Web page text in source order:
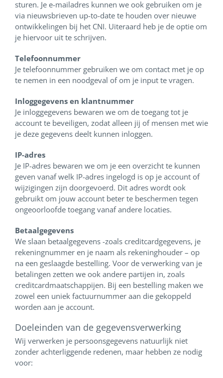
sturen. Je e-mailadres kunnen we ook gebruiken om je
via nieuwsbrieven up-to-date te houden over nieuwe
ontwikkelingen bij het CNI. Uiteraard heb je de optie om
je hiervoor uit te schrijven.
Telefoonnummer
Je telefoonnummer gebruiken we om contact met je op
te nemen in een noodgeval of om je input te vragen.
Inloggegevens en klantnummer
Je inloggegevens bewaren we om de toegang tot je
account te beveiligen, zodat alleen jij of mensen met wie
je deze gegevens deelt kunnen inloggen.
IP-adres
Je IP-adres bewaren we om je een overzicht te kunnen
geven vanaf welk IP-adres ingelogd is op je account of
wijzigingen zijn doorgevoerd. Dit adres wordt ook
gebruikt om jouw account beter te beschermen tegen
ongeoorloofde toegang vanaf andere locaties.
Betaalgegevens
We slaan betaalgegevens -zoals creditcardgegevens, je
rekeningnummer en je naam als rekeninghouder – op
na een geslaagde bestelling. Voor de verwerking van je
betalingen zetten we ook andere partijen in, zoals
creditcardmaatschappijen. Bij een bestelling maken we
zowel een uniek factuurnummer aan die gekoppeld
worden aan je account.
Doeleinden van de gegevensverwerking
Wij verwerken je persoonsgegevens natuurlijk niet
zonder achterliggende redenen, maar hebben ze nodig
voor: